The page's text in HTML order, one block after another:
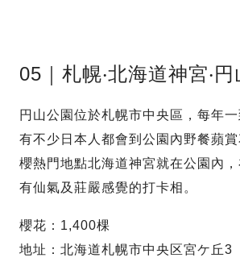
05｜札幌‧北海道神宮‧円
円山公園位於札幌市中央區，每年
有不少日本人都會到公園內野餐蘋
櫻熱門地點北海道神宮就在公園內
有仙氣及莊嚴感覺的打卡相。
櫻花：1,400棵
地址：北海道札幌市中央区宮ケ丘3